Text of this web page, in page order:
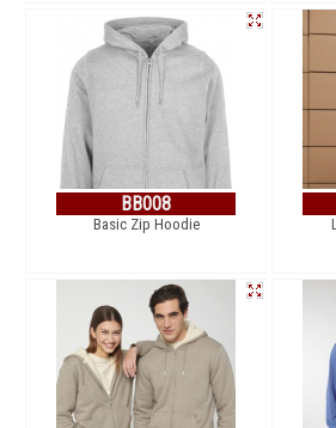
BB008
Basic Zip Hoodie